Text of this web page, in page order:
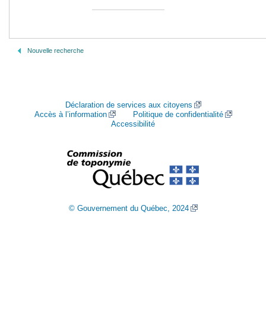
Nouvelle recherche
Déclaration de services aux citoyens
Accès à l’information
Politique de confidentialité
Accessibilité
© Gouvernement du Québec, 2024